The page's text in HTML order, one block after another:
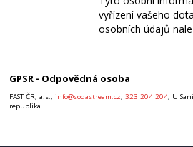
vyřízení vašeho
osobních údajů
GPSR - Odpovědná osoba
FAST ČR, a.s., info@sodastream.cz,323 204 204, U
republika